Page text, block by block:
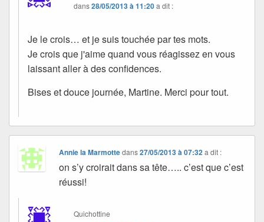
dans28/05/2013 à 11:20a dit :
Je le crois… et je suis touchée par tes mots.
Je crois que j'aime quand vous réagissez en vous
laissant aller à des confidences.
Bises et douce journée, Martine. Merci pour tout.
Annie la Marmottedans27/05/2013 à 07:32 a dit :
on s’y croirait dans sa tête….. c’est que c’est
réussi!
Quichottine